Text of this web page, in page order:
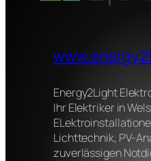
Energy2Light
Ihr Elektriker in
Lichttechnik, PV-
zuverlässigen